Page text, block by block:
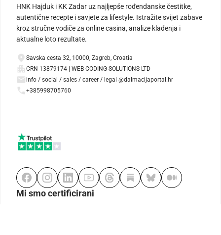
HNK Hajduk i KK Zadar uz najljepše rođendanske čestitke,
autentične recepte i savjete za lifestyle. Istražite svijet zabave
kroz stručne vodiče za online casina, analize klađenja i
aktualne loto rezultate.
Savska cesta 32, 10000, Zagreb, Croatia
CRN 13879174 | WEB CODING SOLUTIONS LTD
info / social / sales / career / legal @dalmacijaportal.hr
+385998705760
Mi smo certificirani